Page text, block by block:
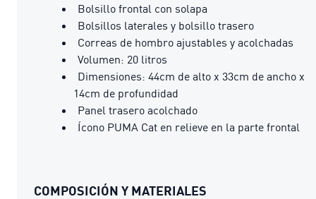
Bolsillo frontal con solapa
Bolsillos laterales y bolsillo trasero
Correas de hombro ajustables y acolchadas
Volumen: 20 litros
Dimensiones: 44cm de alto x 33cm de ancho x
14cm de profundidad
Panel trasero acolchado
Ícono PUMA Cat en relieve en la parte frontal
COMPOSICIÓN Y MATERIALES